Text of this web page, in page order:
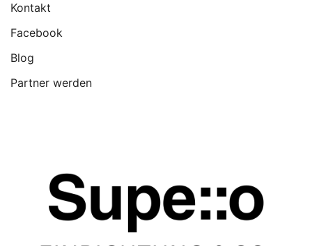
Kontakt
Facebook
Blog
Partner werden